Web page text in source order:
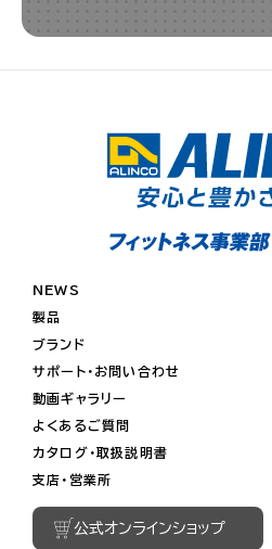
NEWS
製品
ブランド
サポート・お問い合わせ
動画ギャラリー
よくあるご質問
カタログ・取扱説明書
支店・営業所
公式オンラインショップ